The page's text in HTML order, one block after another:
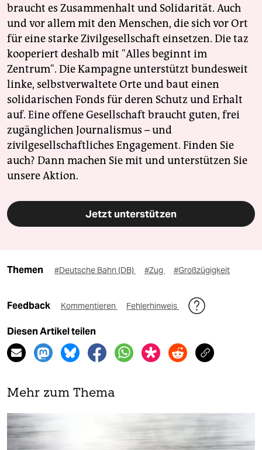
braucht es Zusammenhalt und Solidarität. Auch
und vor allem mit den Menschen, die sich vor Ort
für eine starke Zivilgesellschaft einsetzen. Die taz
kooperiert deshalb mit "Alles beginnt im
Zentrum". Die Kampagne unterstützt bundesweit
linke, selbstverwaltete Orte und baut einen
solidarischen Fonds für deren Schutz und Erhalt
auf. Eine offene Gesellschaft braucht guten, frei
zugänglichen Journalismus – und
zivilgesellschaftliches Engagement. Finden Sie
auch? Dann machen Sie mit und unterstützen Sie
unsere Aktion.
Jetzt unterstützen
Themen #Deutsche Bahn (DB) #Zug #Großzügigkeit
Feedback Kommentieren Fehlerhinweis
Diesen Artikel teilen
Mehr zum Thema